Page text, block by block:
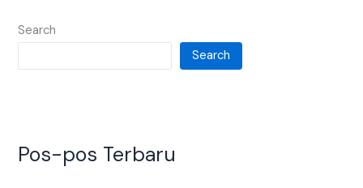
Search
Search
Pos-pos Terbaru